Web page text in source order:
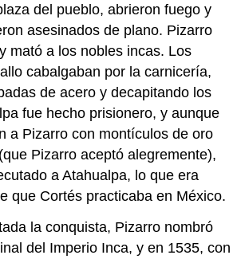
del pueblo, abrieron fuego y
asesinados de plano. Pizarro
mató a los nobles incas. Los
cabalgaban por la carnicería,
de acero y decapitando los
fue hecho prisionero, y aunque
a Pizarro con montículos de oro
Pizarro aceptó alegremente),
a Atahualpa, lo que era
que Cortés practicaba en México.
la conquista, Pizarro nombró
del Imperio Inca, y en 1535, con